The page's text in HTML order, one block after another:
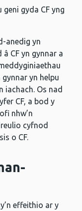
geni gyda CF yng
anedig yn
CF yn gynnar a
yn helpu
iachach. Os nad
CF, a bod y
nhw’n
cyfnod
o CF.
effeithio ar y